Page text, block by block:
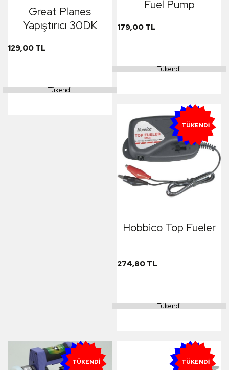
Great Planes
Yapıştırıcı 30DK
129,00 TL
Tükendi
Fuel Pump
179,00 TL
Tükendi
YENI
TÜKENDI
Hobbico Top Fueler
274,80 TL
Tükendi
YENI
TÜKENDI YENI
TÜKENDI